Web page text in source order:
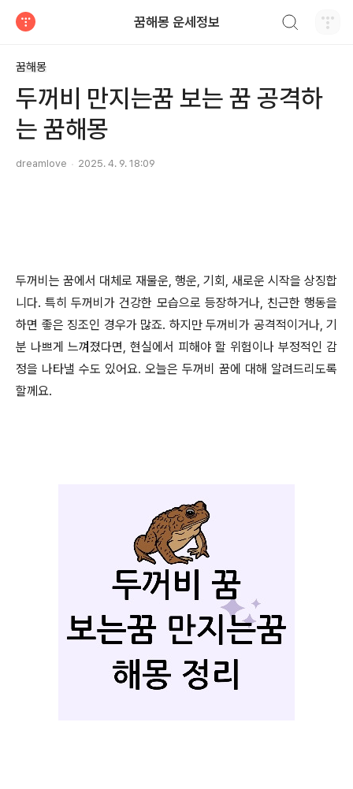
꿈해몽 운세정보
꿈해몽
두꺼비 만지는꿈 보는 꿈 공격하
는 꿈해몽
dreamlove 2025. 4. 9. 18:09
두꺼비는 꿈에서 대체로 재물운, 행운, 기회, 새로운 시작을 상징합
니다. 특히 두꺼비가 건강한 모습으로 등장하거나, 친근한 행동을
하면 좋은 징조인 경우가 많죠. 하지만 두꺼비가 공격적이거나, 기
분 나쁘게 느껴졌다면, 현실에서 피해야 할 위험이나 부정적인 감
정을 나타낼 수도 있어요. 오늘은 두꺼비 꿈에 대해 알려드리도록
할께요.